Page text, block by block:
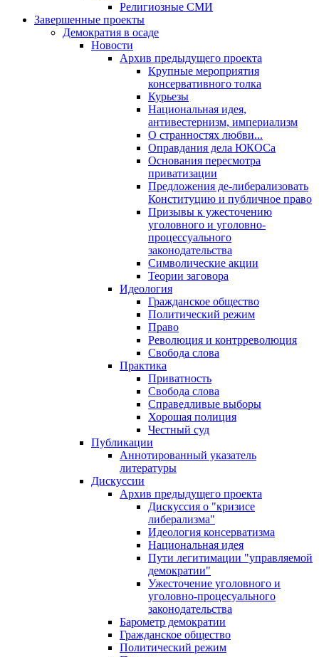
Религиозные СМИ
Завершенные проекты
Демократия в осаде
Новости
Архив предыдущего проекта
Крупные мероприятия
консервативного толка
Курьезы
Национальная идея,
антивестернизм, империализм
О странностях любви...
Оправдания дела ЮКОСа
Основания пересмотра
приватизации
Предложения де-либерализовать
Конституцию и публичное право
Призывы к ужесточению
уголовного и уголовно-
процессуального
законодательства
Символические акции
Теории заговора
Идеология
Гражданское общество
Политический режим
Право
Революция и контрреволюция
Свобода слова
Практика
Приватность
Свобода слова
Справедливые выборы
Хорошая полиция
Честный суд
Публикации
Аннотированный указатель
литературы
Дискуссии
Архив предыдущего проекта
Дискуссия о "кризисе
либерализма"
Идеология консерватизма
Национальная идея
Пути легитимации "управляемой
демократии"
Ужесточение уголовного и
уголовно-процесуального
законодательства
Барометр демократии
Гражданское общество
Политический режим